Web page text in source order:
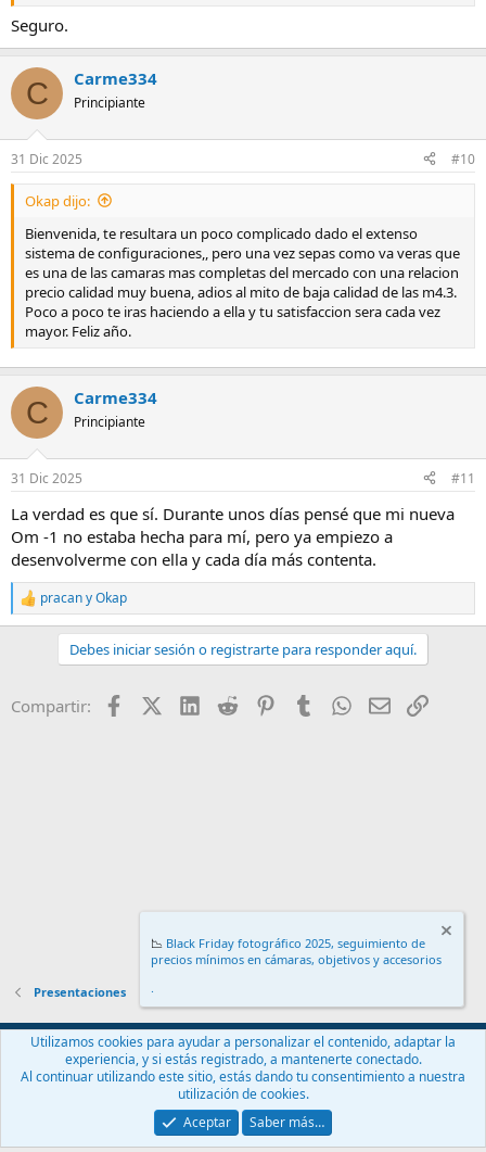
Seguro.
C Carme334
Principiante
31 Dic 2025 #10
Okap dijo:
Bienvenida, te resultara un poco complicado dado el extenso
sistema de configuraciones,, pero una vez sepas como va veras que
es una de las camaras mas completas del mercado con una relacion
precio calidad muy buena, adios al mito de baja calidad de las m4.3.
Poco a poco te iras haciendo a ella y tu satisfaccion sera cada vez
mayor. Feliz año.
C Carme334
Principiante
31 Dic 2025 #11
La verdad es que sí. Durante unos días pensé que mi nueva
Om -1 no estaba hecha para mí, pero ya empiezo a
desenvolverme con ella y cada día más contenta.
R
e
o
pracanyOkap
Debes iniciar sesión o registrarte para responder aquí.
Compartir: FacebookX (Twitter)
LinkedIn
Reddit PinterestTumblr WhatsApp
EmailEnlace
Presentaciones
Español (ES)
Contáctanos
Términos y reglas Política de privacidad
Ayuda
Community platform by XenForo® © 2010-2024 XenForo Ltd.
📉 Black Friday fotográfico 2025, seguimiento de
precios mínimos en cámaras, objetivos y accesorios
.
Utilizamos cookies para ayudar a personalizar el contenido, adaptar la
experiencia, y si estás registrado, a mantenerte conectado.
Al continuar utilizando este sitio, estás dando tu consentimiento a nuestra
utilización de cookies.
Aceptar
Saber más…